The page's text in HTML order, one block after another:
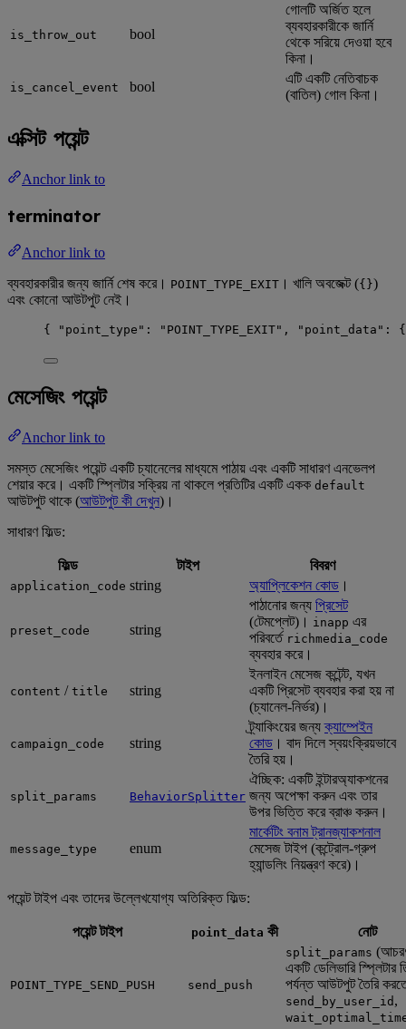
is_throw_out bool
গোলটি অর্জিত হলে
ব্যবহারকারীকে জার্নি
থেকে সরিয়ে দেওয়া হবে
কিনা।
is_cancel_event bool
এটি একটি নেতিবাচক
(বাতিল) গোল কিনা।
এক্সিট পয়েন্ট
Anchor link to
terminator
Anchor link to
ব্যবহারকারীর জন্য জার্নি শেষ করে। POINT_TYPE_EXIT । খালি অবজেক্ট ({})
এবং কোনো আউটপুট নেই।
{ "point_type" : " POINT_TYPE_EXIT" , "point_data" :
মেসেজিং পয়েন্ট
Anchor link to
সমস্ত মেসেজিং পয়েন্ট একটি চ্যানেলের মাধ্যমে পাঠায় এবং একটি সাধারণ এনভেলপ
শেয়ার করে। একটি স্প্লিটার সক্রিয় না থাকলে প্রতিটির একটি একক default
আউটপুট থাকে (আউটপুট কী দেখুন)।
সাধারণ ফিল্ড:
ফিল্ড টাইপ বিবরণ
application_code string অ্যাপ্লিকেশন কোড ।
preset_code string
পাঠানোর জন্য প্রিসেট
(টেমপ্লেট)। inapp এর
পরিবর্তে richmedia_code
ব্যবহার করে।
content / title string
ইনলাইন মেসেজ কন্টেন্ট, যখন
একটি প্রিসেট ব্যবহার করা হয় না
(চ্যানেল-নির্ভর)।
campaign_code string
ট্র্যাকিংয়ের জন্যক্যাম্পেইন
কোড । বাদ দিলে স্বয়ংক্রিয়ভাবে
তৈরি হয়।
split_params BehaviorSplitter
ঐচ্ছিক: একটি ইন্টারঅ্যাকশনের
জন্য অপেক্ষা করুন এবং তার
উপর ভিত্তি করে ব্রাঞ্চ করুন।
message_type enum
মার্কেটিং বনাম ট্রানজ্যাকশনাল
মেসেজ টাইপ (কন্ট্রোল-গ্রুপ
হ্যান্ডলিং নিয়ন্ত্রণ করে)।
পয়েন্ট টাইপ এবং তাদের উল্লেখযোগ্য অতিরিক্ত ফিল্ড:
পয়েন্ট টাইপ point_data কী নোট
POINT_TYPE_SEND_PUSH send_push
split_params
একটি ডেলিভারি স্প্লিটার
পর্যন্ত আউটপুট তৈরি
send_by_user_id ,